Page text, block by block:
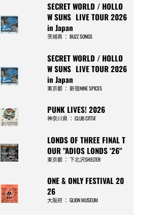
SECRET WORLD / HOLLO
W SUNS LIVE TOUR 2026
in Japan
茨城県： BUZZ SONGS
SECRET WORLD / HOLLO
W SUNS LIVE TOUR 2026
in Japan
東京都： 新宿NINE SPICES
PUNK LIVES! 2026
神奈川県： CLUB CITTA’
LONDS OF THREE FINAL T
OUR "ADIOS LONDS '26"
東京都： 下北沢SHELTER
ONE & ONLY FESTIVAL 20
26
大阪府： GLION MUSEUM